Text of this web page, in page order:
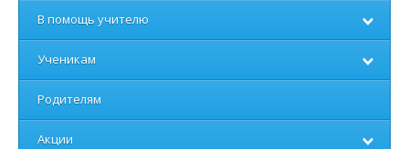
В помощь учителю
Ученикам
Родителям
Акции